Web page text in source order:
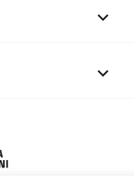

